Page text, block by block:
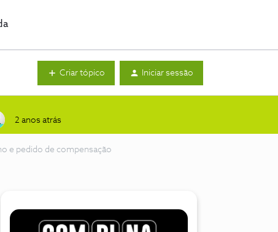
Criar tópico Iniciar sessão
2 anos atrás
e pedido de compensação